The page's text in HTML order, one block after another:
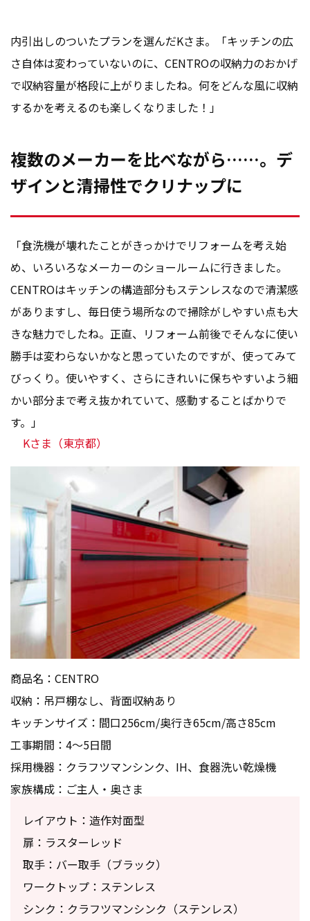
内引出しのついたプランを選んだKさま。「キッチンの広
さ自体は変わっていないのに、CENTROの収納力のおかげ
で収納容量が格段に上がりましたね。何をどんな風に収納
するかを考えるのも楽しくなりました！」
複数のメーカーを比べながら……。デ
ザインと清掃性でクリナップに
「食洗機が壊れたことがきっかけでリフォームを考え始
め、いろいろなメーカーのショールームに行きました。
CENTROはキッチンの構造部分もステンレスなので清潔感
がありますし、毎日使う場所なので掃除がしやすい点も大
きな魅力でしたね。正直、リフォーム前後でそんなに使い
勝手は変わらないかなと思っていたのですが、使ってみて
びっくり。使いやすく、さらにきれいに保ちやすいよう細
かい部分まで考え抜かれていて、感動することばかりで
す。」
Kさま（東京都）
商品名：CENTRO
収納：吊戸棚なし、背面収納あり
キッチンサイズ：間口256cm/奥行き65cm/高さ85cm
工事期間：4～5日間
採用機器：クラフツマンシンク、IH、食器洗い乾燥機
家族構成：ご主人・奥さま
レイアウト：造作対面型
扉：ラスターレッド
取手：バー取手（ブラック）
ワークトップ：ステンレス
シンク：クラフツマンシンク（ステンレス）